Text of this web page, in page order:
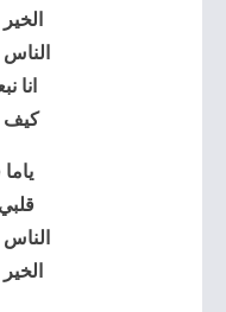
انا
كيف